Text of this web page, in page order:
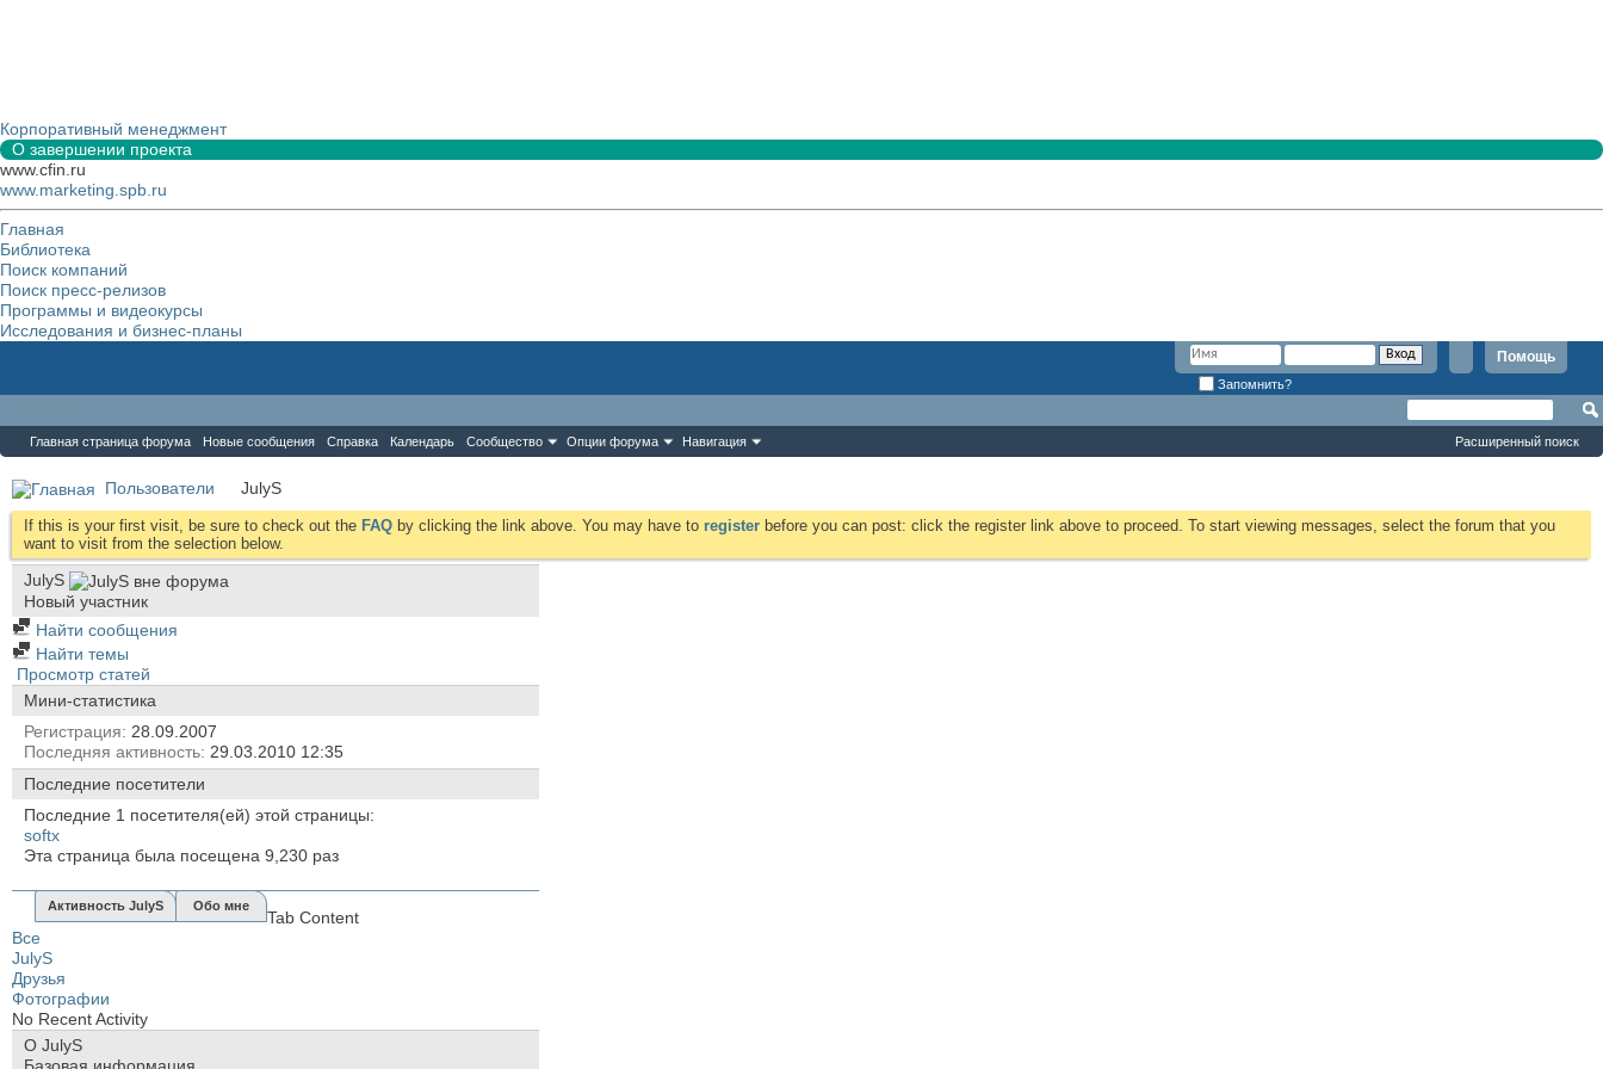
Корпоративный менеджмент
О завершении проекта
www.cfin.ru
www.marketing.spb.ru
Главная
Библиотека
Поиск компаний
Поиск пресс-релизов
Программы и видеокурсы
Исследования и бизнес-планы
Помощь
Запомнить?
Главная страница форума Новые сообщения Справка Календарь Сообщество Опции форума Навигация Расширенный поиск
Пользователи JulyS
If this is your first visit, be sure to check out the FAQ by clicking the link above. You may have to register before you can post: click the register link above to proceed. To start viewing messages, select the forum that you
want to visit from the selection below.
JulyS
Новый участник
Найти сообщения
Найти темы
Просмотр статей
Мини-статистика
Регистрация
28.09.2007
Последняя активность 29.03.2010 12:35
Последние посетители
Последние 1 посетителя(ей) этой страницы:
softx
Эта страница была посещена 9,230 раз
Активность JulyS Обо мне
Tab Content
Все
JulyS
Друзья
Фотографии
No Recent Activity
О JulyS
Базовая информация